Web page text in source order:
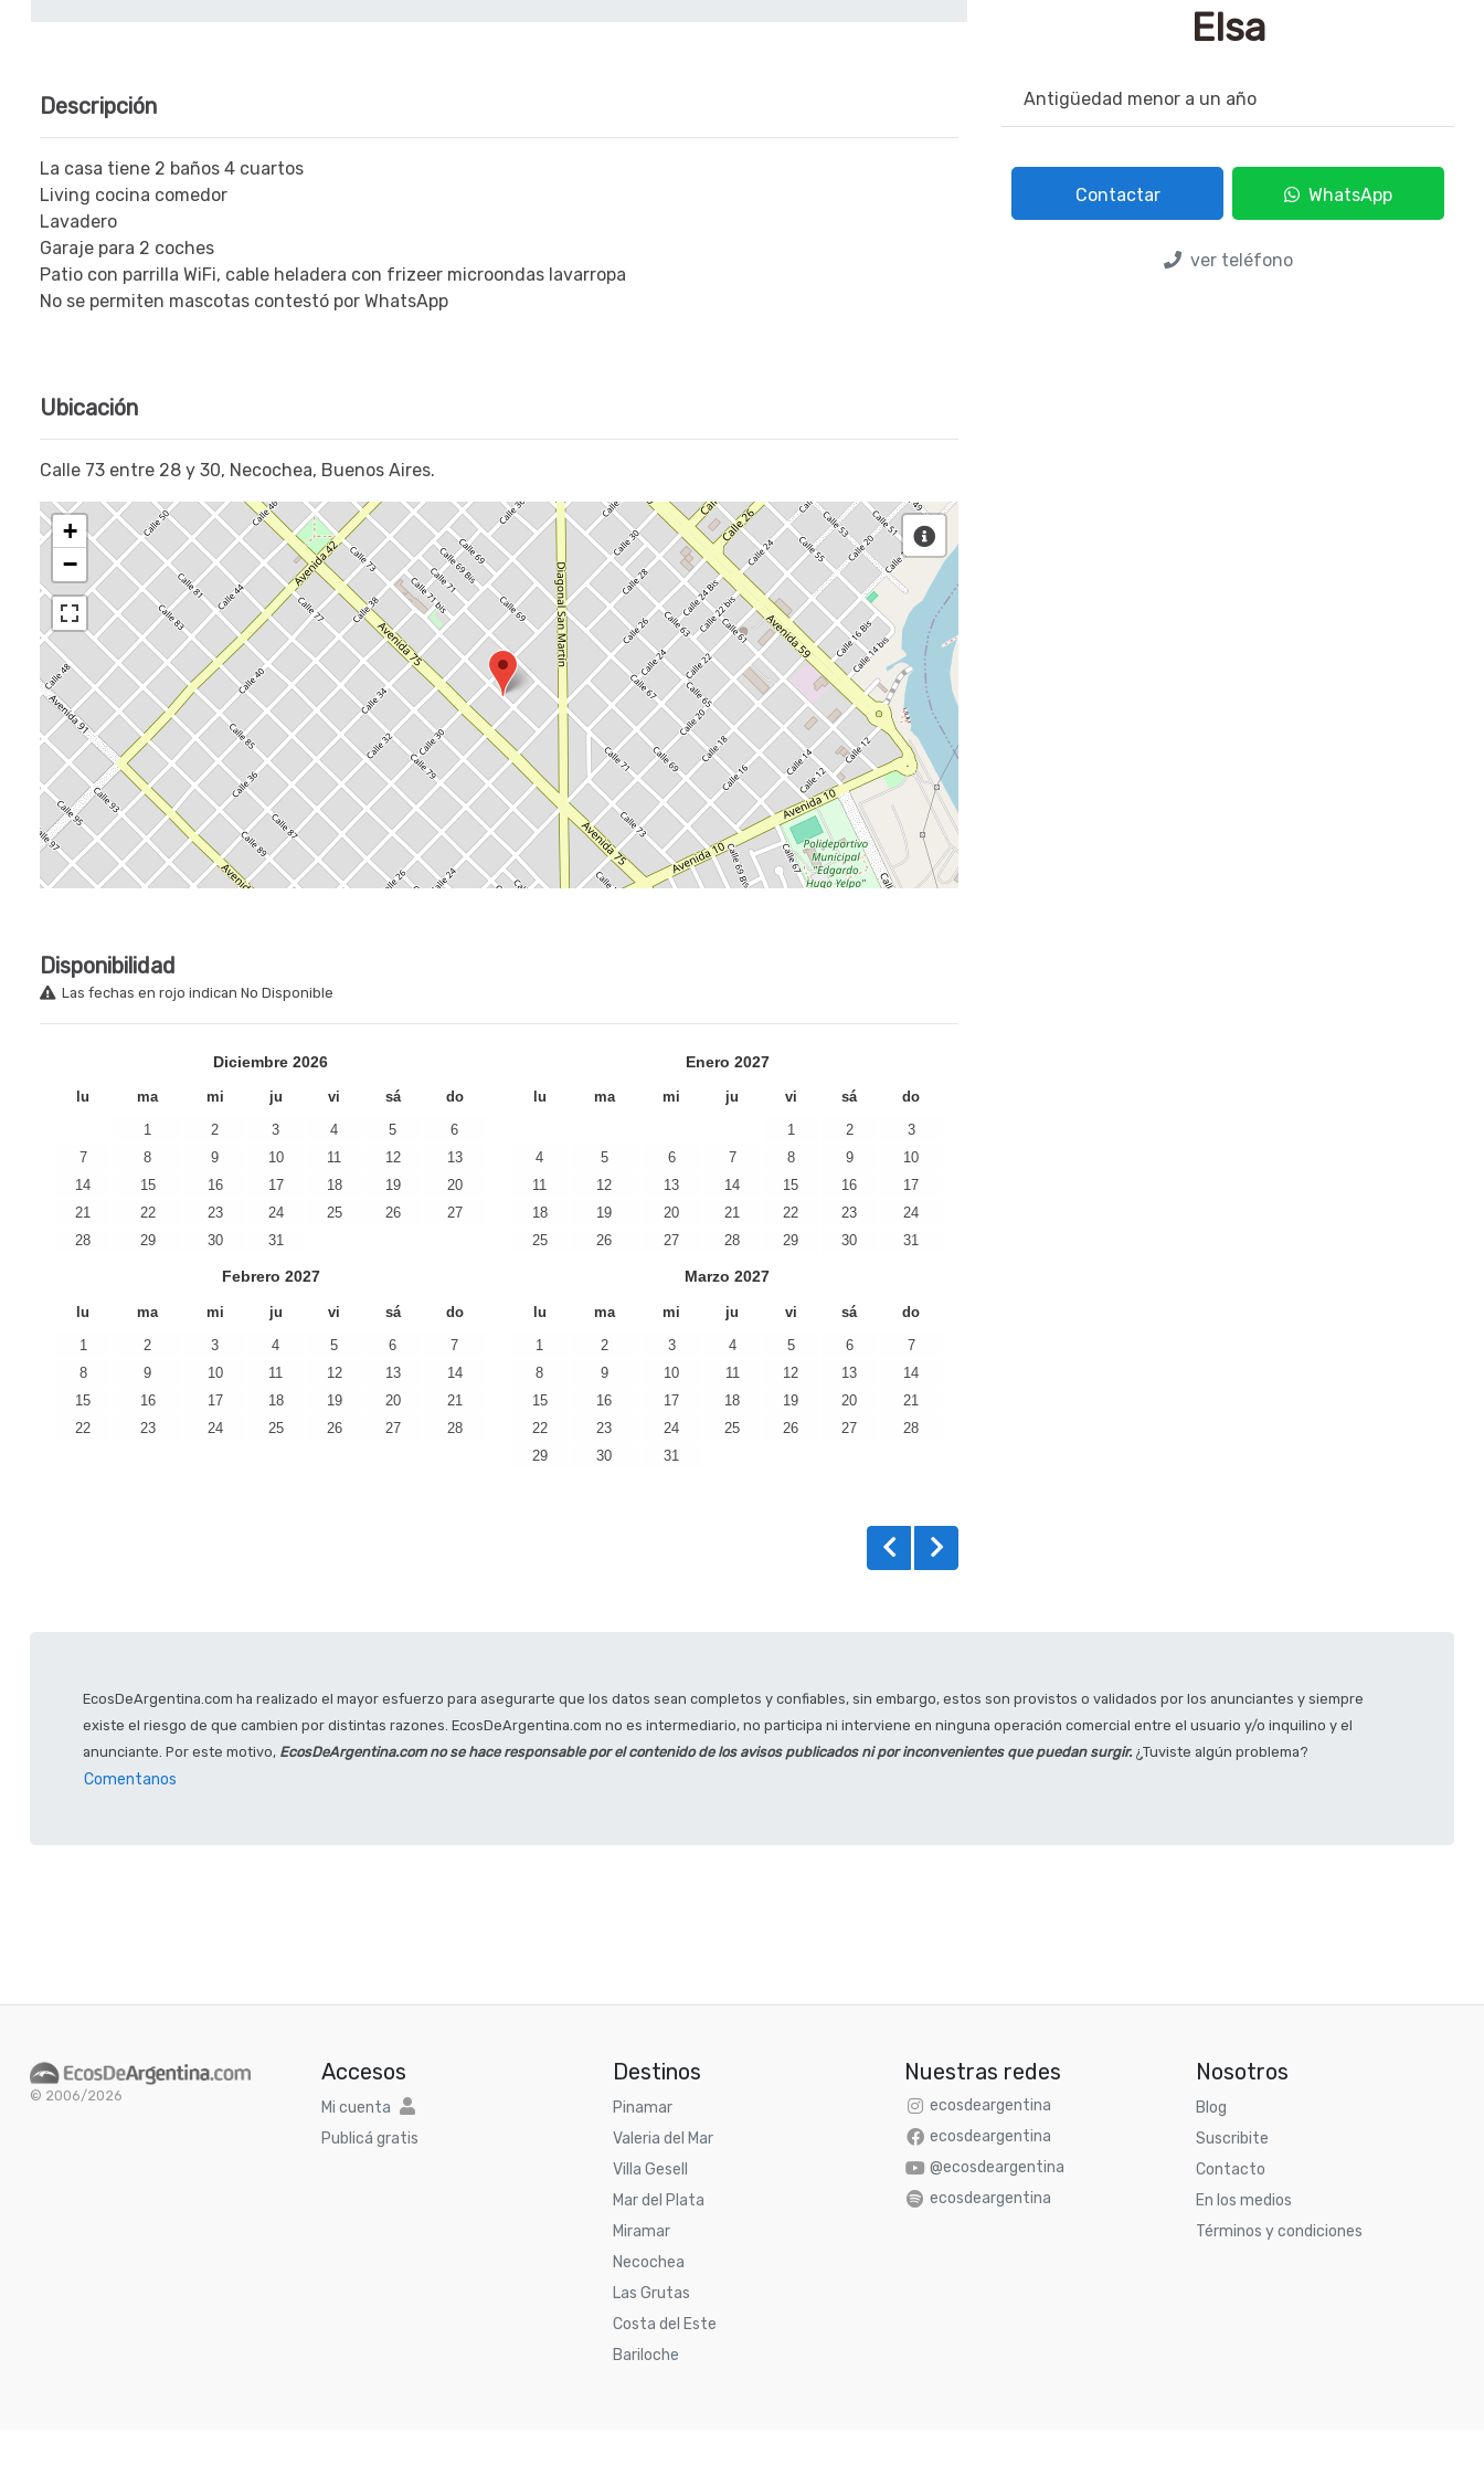
Descripción
La casa tiene 2 baños 4 cuartos
Living cocina comedor
Lavadero
Garaje para 2 coches
Patio con parrilla WiFi, cable heladera con frizeer microondas lavarropa
No se permiten mascotas contestó por WhatsApp
Ubicación
Calle 73 entre 28 y 30, Necochea, Buenos Aires.
+
−
Disponibilidad
Las fechas en rojo indican No Disponible
Diciembre 2026
lu ma mi ju vi sá do
1 2 3 4 5
6
7
8 9 10 11 12
13
14
15 16 17 18 19
20
21
22 23 24 25 26
27
28
29 30 31
Enero 2027
lu ma mi ju vi sá do
1 2
3
4
5 6 7 8 9
10
11
12 13 14 15 16
17
18
19 20 21 22 23
24
25
26 27 28 29 30 31
Febrero 2027
lu ma mi ju vi sá do
1 2 3 4 5 6
7
8
9 10 11 12 13
14
15
16 17 18 19 20
21
22
23 24 25 26 27 28
Marzo 2027
lu ma mi ju vi sá do
1 2 3 4 5 6
7
8
9 10 11 12 13
14
15
16 17 18 19 20
21
22
23 24 25 26 27
28
29
30 31
Elsa
Antigüedad menor a un año
Contactar WhatsApp
ver teléfono
EcosDeArgentina.com ha realizado el mayor esfuerzo para asegurarte que los datos sean completos y confiables, sin embargo, estos son provistos o validados por los anunciantes y siempre
existe el riesgo de que cambien por distintas razones. EcosDeArgentina.com no es intermediario, no participa ni interviene en ninguna operación comercial entre el usuario y/o inquilino y el
anunciante. Por este motivo, EcosDeArgentina.com no se hace responsable por el contenido de los avisos publicados ni por inconvenientes que puedan surgir. ¿Tuviste algún problema?
Comentanos
© 2006/2026
Accesos
Mi cuenta
Publicá gratis
Destinos
Pinamar
Valeria del Mar
Villa Gesell
Mar del Plata
Miramar
Necochea
Las Grutas
Costa del Este
Bariloche
Nuestras redes
ecosdeargentina
ecosdeargentina
@ecosdeargentina
ecosdeargentina
Nosotros
Blog
Suscribite
Contacto
En los medios
Términos y condiciones